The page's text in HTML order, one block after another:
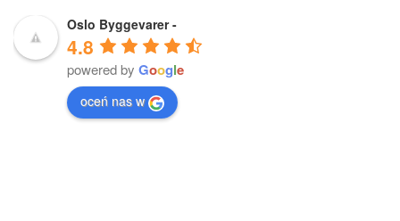
Oslo Byggevarer -
4.8
powered by Google
oceń nas w